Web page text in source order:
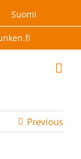
Suomi
Previous